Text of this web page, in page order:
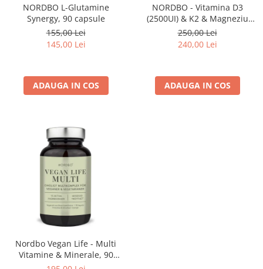
NORDBO L-Glutamine
Synergy, 90 capsule
155,00 Lei
145,00 Lei
ADAUGA IN COS
NORDBO - Vitamina D3
(2500UI) & K2 & Magneziu
Bisglicinat, 180 capsule
250,00 Lei
240,00 Lei
ADAUGA IN COS
Nordbo Vegan Life - Multi
Vitamine & Minerale, 90
capsule